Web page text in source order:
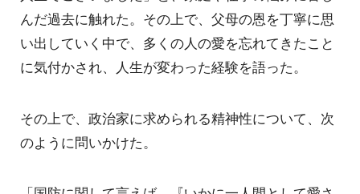
んだ過去に触れた。その上で、父母の恩を丁寧に思
い出していく中で、多くの人の愛を忘れてきたこと
に気付かされ、人生が変わった経験を語った。
その上で、政治家に求められる精神性について、次
のように問いかけた。